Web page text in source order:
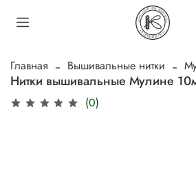
Главная Вышивальные нитки
Нитки вышивальные Мулине
(0)